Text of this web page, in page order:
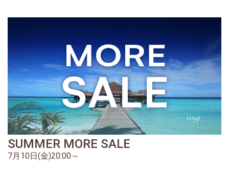
SUMMER MORE SALE
7月10日(金)20:00～